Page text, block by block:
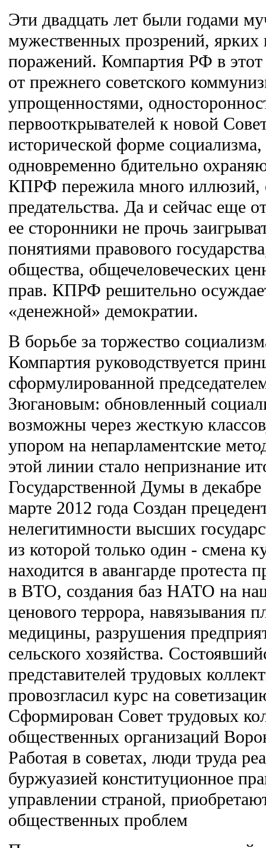
Эти двадцать лет были годами
мужественных прозрений, ярких
поражений. Компартия РФ в этот
от прежнего советского
упрощенностями,
первооткрывателей к новой
исторической форме
одновременно бдительно
КПРФ пережила много иллюзий,
предательства. Да и сейчас еще
ее сторонники не прочь
понятиями правового
общества, общечеловеческих
прав. КПРФ решительно
«денежной» демократии.
В борьбе за торжество
Компартия руководствуется
сформулированной
Зюгановым: обновленный
возможны через жесткую
упором на непарламентские
этой линии стало непризнание
Государственной Думы в
марте 2012 года Создан
нелегитимности высших
из которой только один - смена
находится в авангарде протеста
в ВТО, создания баз НАТО на
ценового террора, навязывания
медицины, разрушения
сельского хозяйства.
представителей трудовых
провозгласил курс на
Сформирован Совет трудовых
общественных организаций
Работая в советах, люди труда
буржуазией конституционное
управлении страной,
общественных проблем